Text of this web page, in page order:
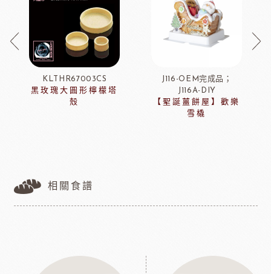
KLTHR67003CS
黑玫瑰大圓形檸檬塔
殼
J116-OEM完成品；
J116A-DIY
【聖誕薑餅屋】歡樂
雪橇
相關食譜